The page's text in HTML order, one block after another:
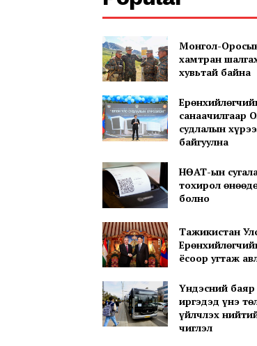
Монгол-
хамтран
хувьтай байна
санаачилгаар
судлалын
байгуулна
НӨАТ-ын
тохирол
болно
Тажикистан
ёсоор угтаж
Үндэсний
иргэдэд үнэ
үйлчлэх
чиглэл